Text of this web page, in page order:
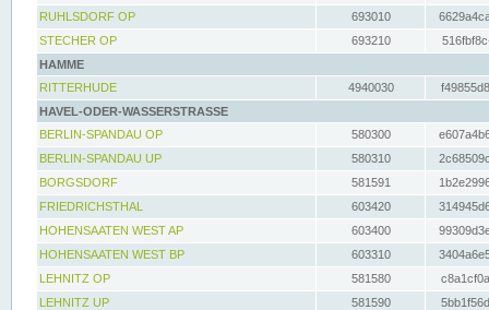
RUHLSDORF OP
693010
STECHER OP
693210
HAMME
RITTERHUDE
4940030
HAVEL-ODER-WASSERSTRASSE
BERLIN-SPANDAU OP
580300
BERLIN-SPANDAU UP
580310
BORGSDORF
581591
FRIEDRICHSTHAL
603420
HOHENSAATEN WEST AP
603400
HOHENSAATEN WEST BP
603310
LEHNITZ OP
581580
LEHNITZ UP
581590